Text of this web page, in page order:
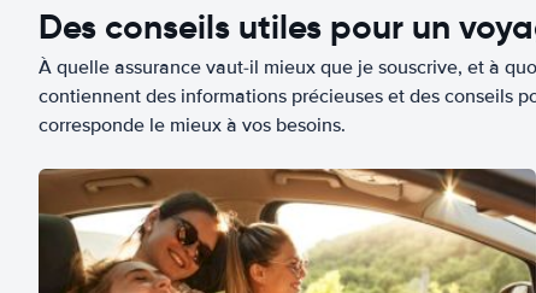
Des conseils utiles pour un
À quelle assurance vaut-il mieux que je souscrive, et à
contiennent des informations précieuses et des conseils
corresponde le mieux à vos besoins.